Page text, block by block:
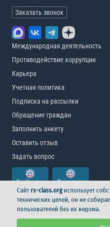
Заказать звонок
Международная деятельность
Противодействие коррупции
Карьера
Учетная политика
Подписка на рассылки
Обращение граждан
Заполнить анкету
Оставить отзыв
Задать вопрос
© Российский морской регистр
Сайт rs-class.orgиспользует
технических целей, он не
пользователей без их ведома.